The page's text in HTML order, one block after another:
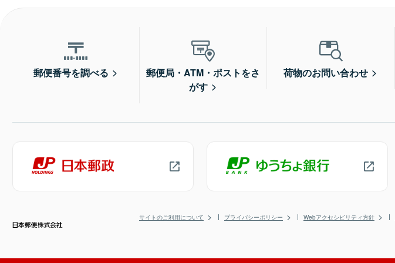
郵便番号を調べる
郵便局・ATM・ポストをさ
がす
荷物のお問い合わせ
サイトのご利用について プライバシーポリシー Webアクセシビリティ方針